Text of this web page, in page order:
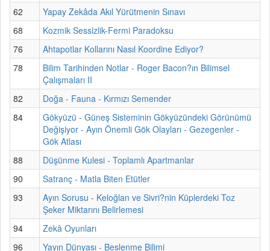
62
Yapay Zekâda Akıl Yürütmenin Sınavı
68
Kozmik Sessizlik-Fermi Paradoksu
76
Ahtapotlar Kollarını Nasıl Koordine Ediyor?
78
Bilim Tarihinden Notlar - Roger Bacon?ın Bilimsel
Çalışmaları II
82
Doğa - Fauna - Kırmızı Semender
84
Gökyüzü - Güneş Sisteminin Gökyüzündeki Görünümü
Değişiyor - Ayın Önemli Gök Olayları - Gezegenler -
Gök Atlası
88
Düşünme Kulesi - Toplamlı Apartmanlar
90
Satranç - Matla Biten Etütler
93
Ayın Sorusu - Keloğlan ve Sivri?nin Küplerdeki Toz
Şeker Miktarını Belirlemesi
94
Zekâ Oyunları
96
Yayın Dünyası - Beslenme Bilimi